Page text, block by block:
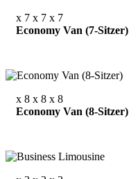
x 7 x 7 x 7
Economy Van (7-Sitzer)
x 8 x 8 x 8
Economy Van (8-Sitzer)